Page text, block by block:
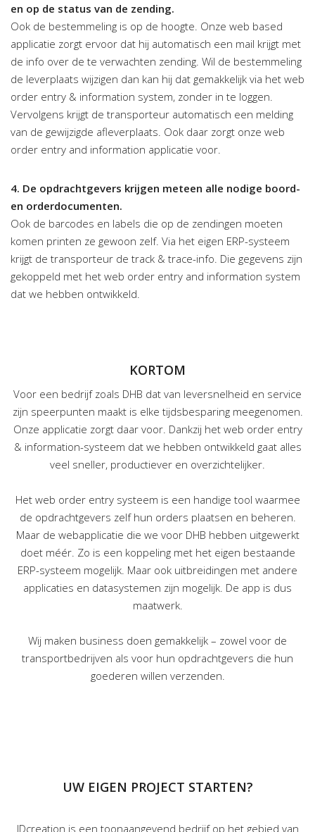
en op de status van de zending.
Ook de bestemmeling is op de hoogte. Onze web based
applicatie zorgt ervoor dat hij automatisch een mail krijgt met
de info over de te verwachten zending. Wil de bestemmeling
de leverplaats wijzigen dan kan hij dat gemakkelijk via het web
order entry & information system, zonder in te loggen.
Vervolgens krijgt de transporteur automatisch een melding
van de gewijzigde afleverplaats. Ook daar zorgt onze web
order entry and information applicatie voor.
4. De opdrachtgevers krijgen meteen alle nodige boord-
en orderdocumenten.
Ook de barcodes en labels die op de zendingen moeten
komen printen ze gewoon zelf. Via het eigen ERP-systeem
krijgt de transporteur de track & trace-info. Die gegevens zijn
gekoppeld met het web order entry and information system
dat we hebben ontwikkeld.
KORTOM
Voor een bedrijf zoals DHB dat van leversnelheid en service
zijn speerpunten maakt is elke tijdsbesparing meegenomen.
Onze applicatie zorgt daar voor. Dankzij het web order entry
& information-systeem dat we hebben ontwikkeld gaat alles
veel sneller, productiever en overzichtelijker.
Het web order entry systeem is een handige tool waarmee
de opdrachtgevers zelf hun orders plaatsen en beheren.
Maar de webapplicatie die we voor DHB hebben uitgewerkt
doet méér. Zo is een koppeling met het eigen bestaande
ERP-systeem mogelijk. Maar ook uitbreidingen met andere
applicaties en datasystemen zijn mogelijk. De app is dus
maatwerk.
Wij maken business doen gemakkelijk – zowel voor de
transportbedrijven als voor hun opdrachtgevers die hun
goederen willen verzenden.
UW EIGEN PROJECT STARTEN?
IDcreation is een toonaangevend bedrijf op het gebied van